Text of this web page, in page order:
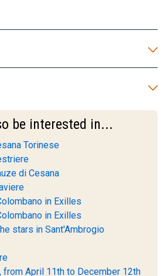
be interested in...
Torinese
di Cesana
in Exilles
in Exilles
stars in Sant'Ambrogio
from April 11th to December 12th